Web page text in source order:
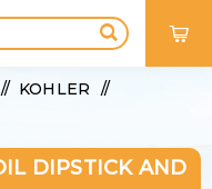
/ KOHLER /
and Filter
DIPSTICK AND